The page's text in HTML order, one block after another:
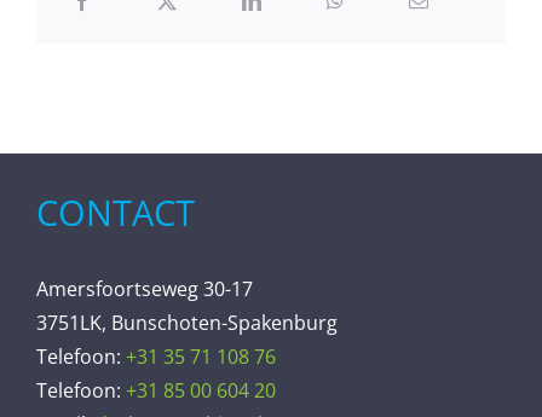
CONTACT
Amersfoortseweg 30-17
3751LK, Bunschoten-Spakenburg
Telefoon: +31 35 71 108 76
Telefoon: +31 85 00 604 20